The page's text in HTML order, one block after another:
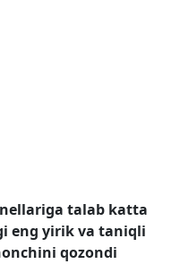
talab katta
eng yirik va taniqli
qozondi